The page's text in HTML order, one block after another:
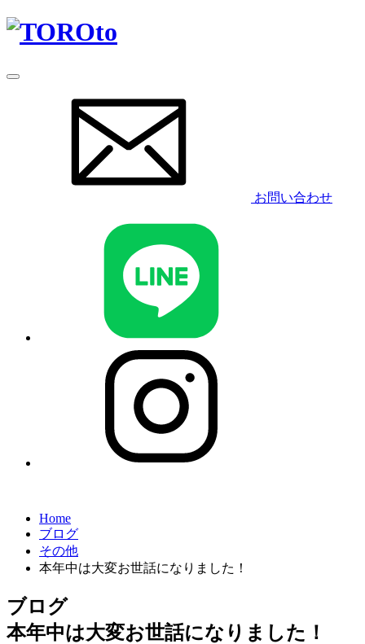
お問い合わせ
Home
ブログ
その他
本年中は大変お世話になりました！
ブログ
本年中は大変お世話になりました！